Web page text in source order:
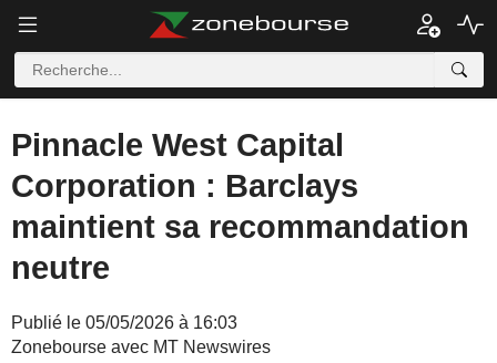
Pinnacle West Capital
Corporation : Barclays
maintient sa recommandation
neutre
Publié le 05/05/2026 à 16:03
Zonebourse avec MT Newswires